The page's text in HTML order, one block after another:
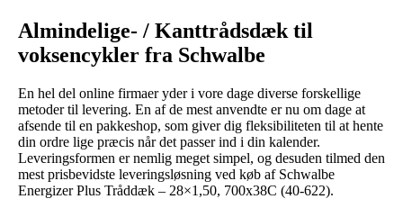
Almindelige- / Kanttrådsdæk til
voksencykler fra Schwalbe
En hel del online firmaer yder i vore dage diverse forskellige
metoder til levering. En af de mest anvendte er nu om dage at
afsende til en pakkeshop, som giver dig fleksibiliteten til at hente
din ordre lige præcis når det passer ind i din kalender.
Leveringsformen er nemlig meget simpel, og desuden tilmed den
mest prisbevidste leveringsløsning ved køb af Schwalbe
Energizer Plus Tråddæk – 28×1,50, 700x38C (40-622).